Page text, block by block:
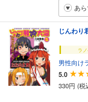
あ
じんわり
ラ
男性向け
5.0
330円 (税